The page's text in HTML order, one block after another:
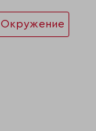
Окружение